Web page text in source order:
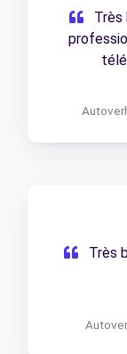
Très
Très